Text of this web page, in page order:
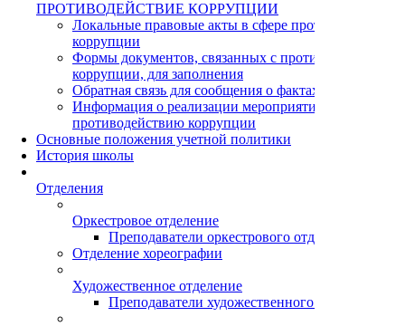
ПРОТИВОДЕЙСТВИЕ КОРРУПЦИИ
Локальные правовые акты в сфере противодействия
коррупции
Формы документов, связанных с противодействием
коррупции, для заполнения
Обратная связь для сообщения о фактах коррупции
Информация о реализации мероприятий по
противодействию коррупции
Основные положения учетной политики
История школы
Отделения
Оркестровое отделение
Преподаватели оркестрового отделения
Отделение хореографии
Художественное отделение
Преподаватели художественного отделения